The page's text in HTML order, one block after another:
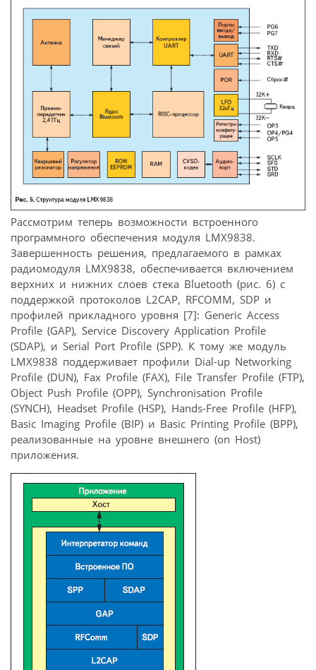
Рассмотрим теперь возможности встроенного
программного обеспечения модуля LMX9838.
Завершенность решения, предлагаемого в рамках
радиомодуля LMX9838, обеспечивается включением
верхних и нижних слоев стека Bluetooth (рис. 6) с
поддержкой протоколов L2CAP, RFCOMM, SDP и
профилей прикладного уровня [7]: Generic Access
Profile (GAP), Service Discovery Application Profile
(SDAP), и Serial Port Profile (SPP). К тому же модуль
LMX9838 поддерживает профили Dial-up Networking
Profile (DUN), Fax Profile (FAX), File Transfer Profile (FTP),
Object Push Profile (OPP), Synchronisation Profile
(SYNCH), Headset Profile (HSP), Hands-Free Profile (HFP),
Basic Imaging Profile (BIP) и Basic Printing Profile (BPP),
реализованные на уровне внешнего (on Host)
приложения.